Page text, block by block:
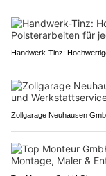
Handwerk-Tinz:
Zollgarage Neuhausen